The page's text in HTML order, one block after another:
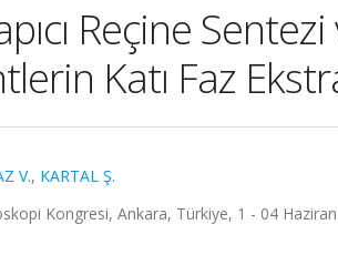
Reçine
Katı Faz
V., KARTAL Ş.
Kongresi, Ankara, Türkiye, 1 - 04